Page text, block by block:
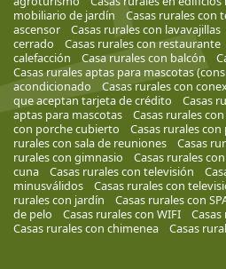
mobiliario de jardín
Casas rurales con
ascensor
Casas rurales con lavavajillas
cerrado
Casas rurales con restaurante
calefacción
Casa rurales con balcón
Casas rurales aptas para mascotas
acondicionado
Casas rurales con
que aceptan tarjeta de crédito
Casas
aptas para mascotas
Casas rurales
con porche cubierto
Casas rurales
rurales con sala de reuniones
Casas
rurales con gimnasio
Casas rurales
cuna
Casas rurales con televisión
minusválidos
Casas rurales con
rurales con jardín
Casas rurales con
de pelo
Casas rurales con WIFI
Casas rurales con chimenea
Casas